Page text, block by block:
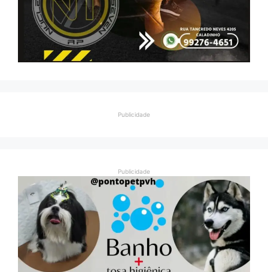
Publicidade
Publicidade